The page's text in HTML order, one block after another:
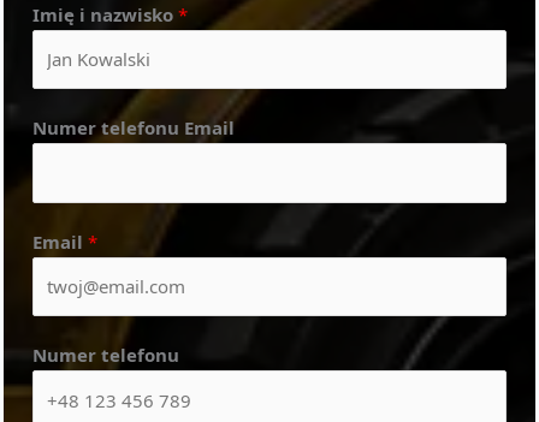
Imię i nazwisko *
Numer telefonu Email
Email *
Numer telefonu